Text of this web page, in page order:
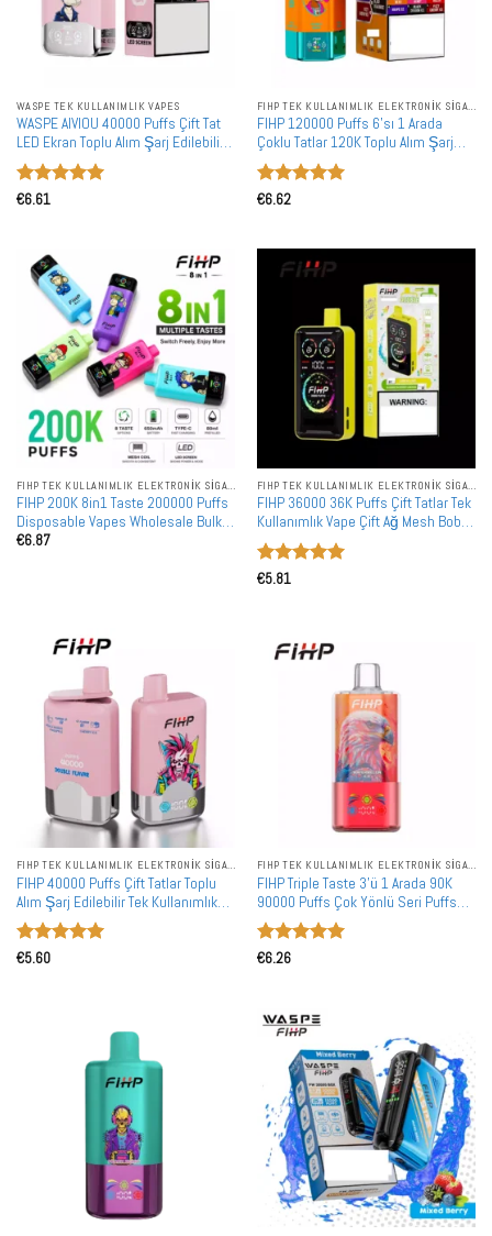
WASPE TEK KULLANIMLIK VAPES
WASPE AIVIOU 40000 Puffs Çift Tat
LED Ekran Toplu Alım Şarj Edilebilir
Tek Kullanımlık Vape Toptan Satış
5 üzerinden
€6.61
FIHP TEK KULLANIMLIK ELEKTRONIK SIGARALAR
FIHP 120000 Puffs 6'sı 1 Arada
Çoklu Tatlar 120K Toplu Alım Şarj
Edilebilir Tek Kullanımlık Vape
Toptan Satış
5 üzerinden
€6.62
FIHP TEK KULLANIMLIK ELEKTRONIK SIGARALAR
FIHP 200K 8in1 Taste 200000 Puffs
Disposable Vapes Wholesale Bulk
Buy Mesh Coil LED Display
€6.87
FIHP TEK KULLANIMLIK ELEKTRONIK SIGARALAR
FIHP 36000 36K Puffs Çift Tatlar Tek
Kullanımlık Vape Çift Ağ Mesh Bobin
Tam LED Ekran Toptan Satış
5 üzerinden
€5.81
FIHP TEK KULLANIMLIK ELEKTRONIK SIGARALAR
FIHP 40000 Puffs Çift Tatlar Toplu
Alım Şarj Edilebilir Tek Kullanımlık
Vape Toptan Satış
5 üzerinden
€5.60
FIHP TEK KULLANIMLIK ELEKTRONIK SIGARALAR
FIHP Triple Taste 3'ü 1 Arada 90K
90000 Puffs Çok Yönlü Seri Puffs
Tek Kullanımlık Vape Toptan Toplu
Alım
5 üzerinden
€6.26